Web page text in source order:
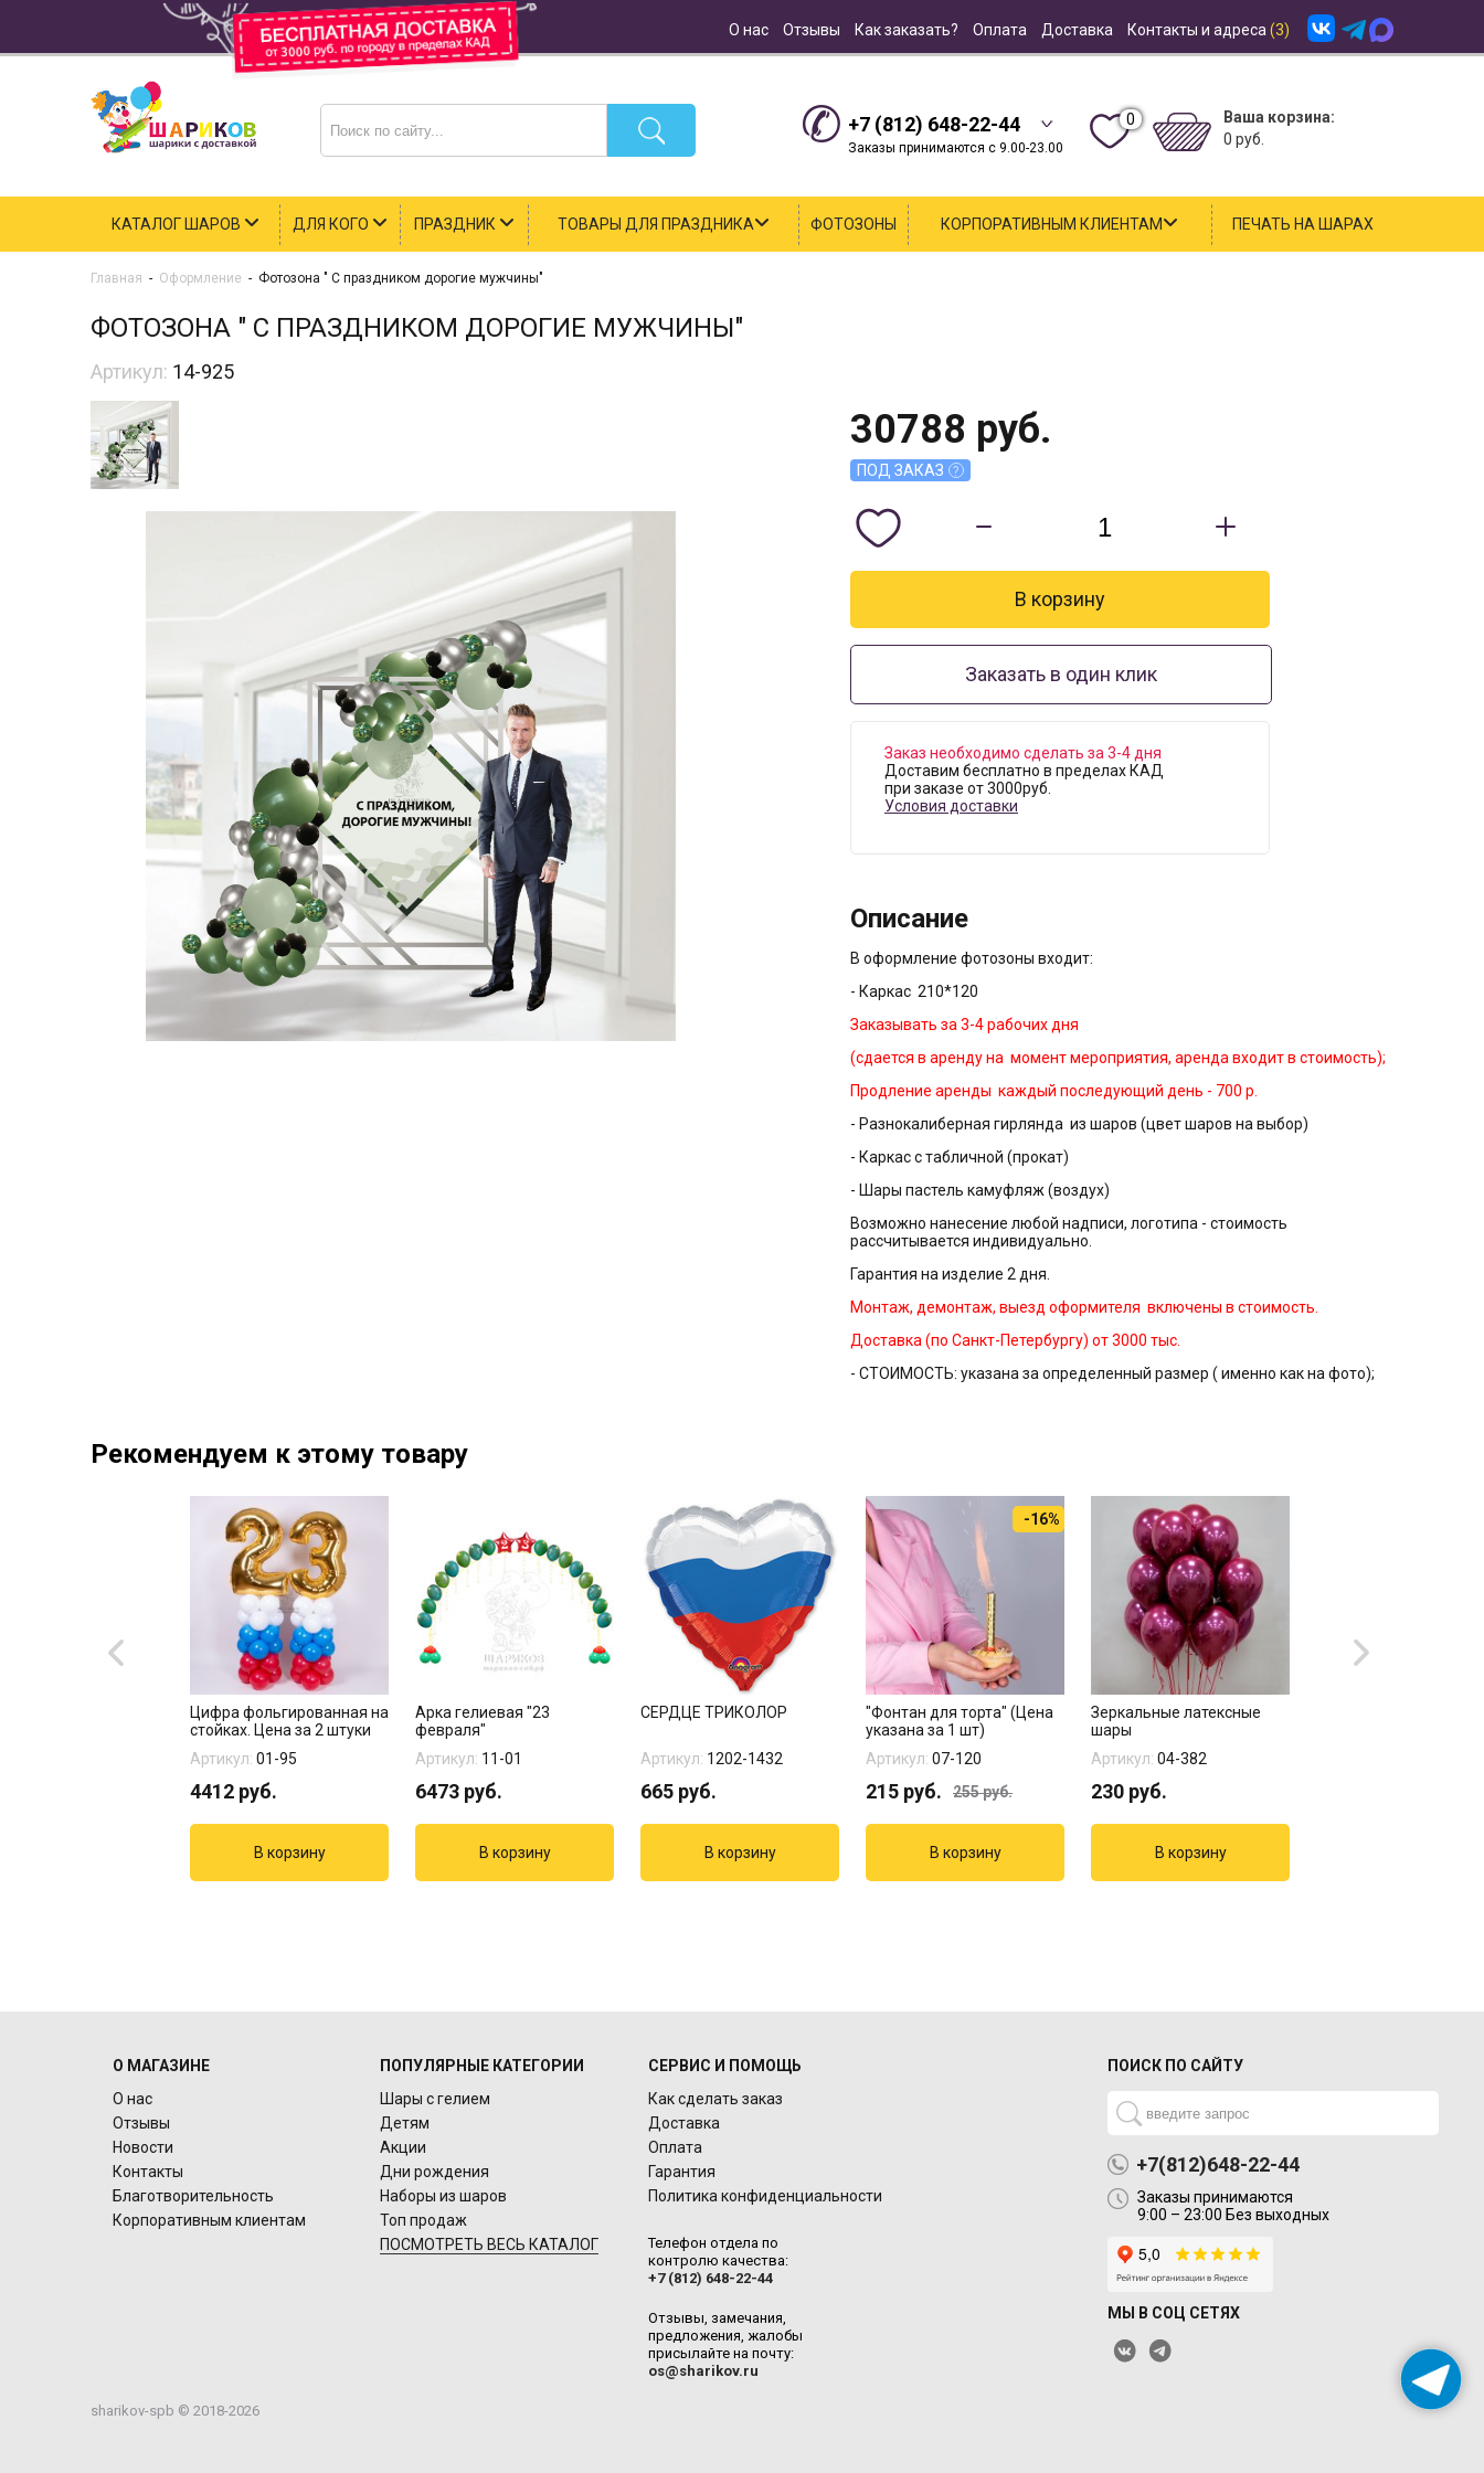
О нас Отзывы Как заказать? Оплата Доставка Контакты и адреса (3)
+7 (812) 648-22-44
Заказы принимаются с 9.00-23.00
0
Ваша корзина:
0 руб.
КАТАЛОГ ШАРОВ ДЛЯ КОГО ПРАЗДНИК ТОВАРЫ ДЛЯ ПРАЗДНИКА ФОТОЗОНЫ КОРПОРАТИВНЫМ КЛИЕНТАМ ПЕЧАТЬ НА ШАРАХ
Главная - Оформление - Фотозона " С праздником дорогие мужчины"
ФОТОЗОНА " С ПРАЗДНИКОМ ДОРОГИЕ МУЖЧИНЫ"
Артикул: 14-925
30788 руб.
ПОД ЗАКАЗ
Заказать в один клик
Заказ необходимо сделать за 3-4 дня
Доставим бесплатно в пределах КАД
при заказе от 3000руб.
Условия доставки
Описание
В оформление фотозоны входит:
- Каркас 210*120
Заказывать за 3-4 рабочих дня
(сдается в аренду на момент мероприятия, аренда входит в стоимость);
Продление аренды каждый последующий день - 700 р.
- Разнокалиберная гирлянда из шаров (цвет шаров на выбор)
- Каркас с табличной (прокат)
- Шары пастель камуфляж (воздух)
Возможно нанесение любой надписи, логотипа - стоимость
рассчитывается индивидуально.
Гарантия на изделие 2 дня.
Монтаж, демонтаж, выезд оформителя включены в стоимость.
Доставка (по Санкт-Петербургу) от 3000 тыс.
- СТОИМОСТЬ: указана за определенный размер ( именно как на фото);
Рекомендуем к этому товару
Цифра фольгированная на
стойках. Цена за 2 штуки
Артикул: 01-95
4412 руб.
Арка гелиевая "23
февраля"
Артикул: 11-01
6473 руб.
СЕРДЦЕ ТРИКОЛОР
Артикул: 1202-1432
665 руб.
-16%
"Фонтан для торта" (Цена
указана за 1 шт)
Артикул: 07-120
215 руб. 255руб.
Зеркальные латексные
шары
Артикул: 04-382
230 руб.
О МАГАЗИНЕ
О нас
Отзывы
Новости
Контакты
Благотворительность
Корпоративным клиентам
ПОПУЛЯРНЫЕ КАТЕГОРИИ
Шары с гелием
Детям
Акции
Дни рождения
Наборы из шаров
Топ продаж
ПОСМОТРЕТЬ ВЕСЬ КАТАЛОГ
СЕРВИС И ПОМОЩЬ
Как сделать заказ
Доставка
Оплата
Гарантия
Политика конфиденциальности
Телефон отдела по
контролю качества:
+7 (812) 648-22-44
Отзывы, замечания,
предложения, жалобы
присылайте на почту:
os@sharikov.ru
ПОИСК ПО САЙТУ
+7(812)648-22-44
Заказы принимаются
9:00 – 23:00 Без выходных
МЫ В СОЦ СЕТЯХ
sharikov-spb © 2018-2026